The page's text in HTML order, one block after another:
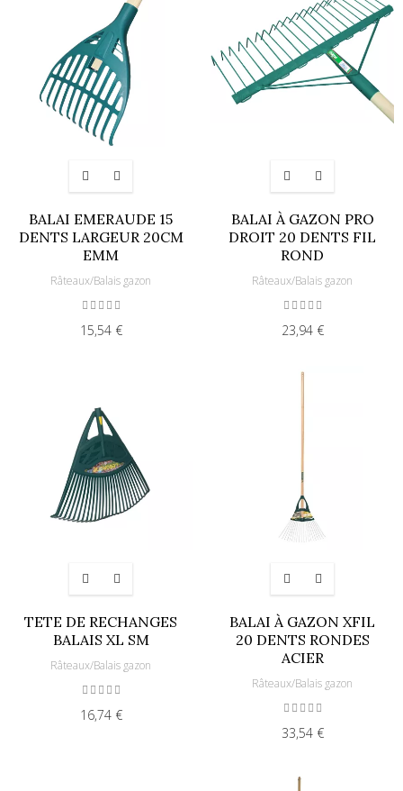
BALAI EMERAUDE 15
DENTS LARGEUR 20CM
EMM
Râteaux/Balais gazon
15,54 €
BALAI À GAZON PRO
DROIT 20 DENTS FIL
ROND
Râteaux/Balais gazon
23,94 €
TETE DE RECHANGES
BALAIS XL SM
Râteaux/Balais gazon
16,74 €
BALAI À GAZON XFIL
20 DENTS RONDES
ACIER
Râteaux/Balais gazon
33,54 €